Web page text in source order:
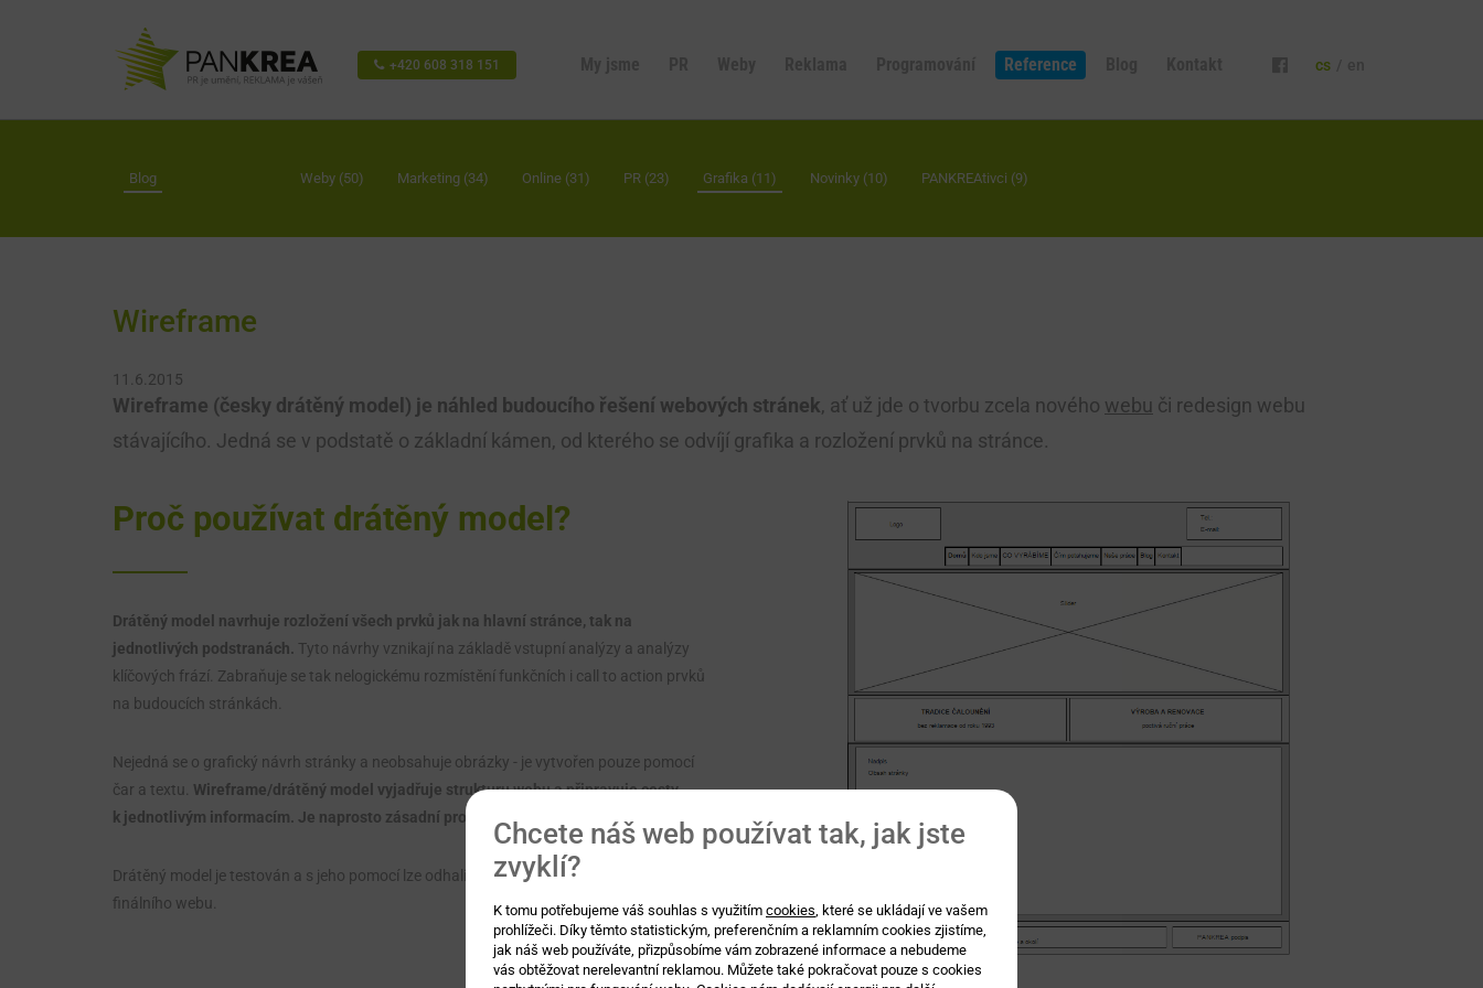
+420 608 318 151 Reference cs
Blog Weby (50) Marketing (34) Online (31) PR (23) Grafika (11) Novinky (10) PANKREAtivci (9)
Wireframe
11.6.2015
Wireframe (česky drátěný model) je náhled budoucího řešení webových stránek, ať už jde o tvorbu zcela nového webu či redesign webu
stávajícího. Jedná se v podstatě o základní kámen, od kterého se odvíjí grafika a rozložení prvků na stránce.
Proč používat drátěný model?
Drátěný model navrhuje rozložení všech prvků jak na hlavní stránce, tak na
jednotlivých podstranách. Tyto návrhy vznikají na základě vstupní analýzy a analýzy
klíčových frází. Zabraňuje se tak nelogickému rozmístění funkčních i call to action prvků
na budoucích stránkách.
Nejedná se o grafický návrh stránky a neobsahuje obrázky - je vytvořen pouze pomocí
čar a textu. Wireframe/drátěný model vyjadřuje strukturu webu a připravuje cesty
k jednotlivým informacím. Je naprosto zásadní pro úspěšnost a přehlednost webů.
Drátěný model je testován a s jeho pomocí lze odhalit případné problémy ve funkčnosti
finálního webu.
Chcete náš web používat tak, jak jste
zvyklí?
K tomu potřebujeme váš souhlas s využitím cookies , které se ukládají ve vašem
prohlížeči. Díky těmto statistickým, preferenčním a reklamním cookies zjistíme,
jak náš web používáte, přizpůsobíme vám zobrazené informace a nebudeme
vás obtěžovat nerelevantní reklamou. Můžete také pokračovat pouze s cookies